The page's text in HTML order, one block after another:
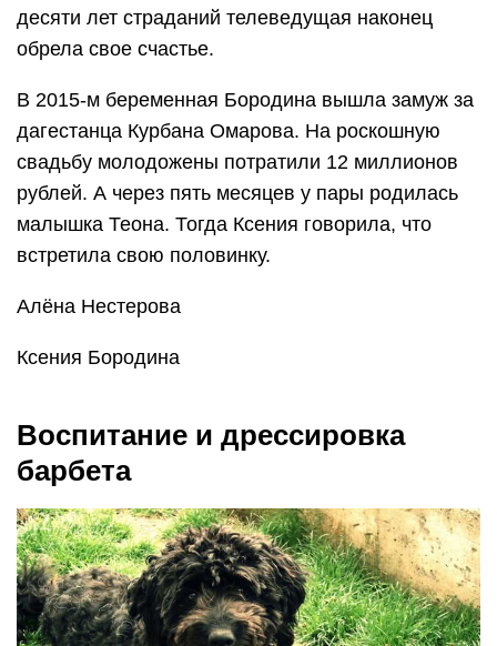
десяти лет страданий телеведущая наконец
обрела свое счастье.
В 2015-м беременная Бородина вышла замуж за
дагестанца Курбана Омарова. На роскошную
свадьбу молодожены потратили 12 миллионов
рублей. А через пять месяцев у пары родилась
малышка Теона. Тогда Ксения говорила, что
встретила свою половинку.
Алёна Нестерова
Ксения Бородина
Воспитание и дрессировка
барбета